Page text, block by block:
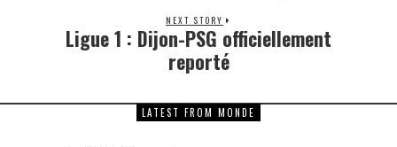
NEXT STORY
Next
post:
Ligue 1 : Dijon-PSG officiellement
reporté
LATEST FROM MONDE